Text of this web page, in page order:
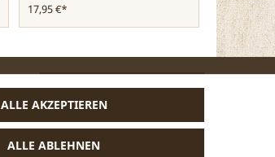
17,95 €*
VERTRAG WIDERRUFEN
ALLE AKZEPTIEREN
ALLE ABLEHNEN